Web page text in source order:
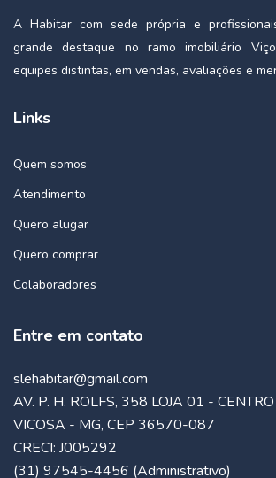
A Habitar com sede própria e
grande destaque no ramo imobiliário
equipes distintas, em vendas, avaliações e
Links
Quem somos
Atendimento
Quero alugar
Quero comprar
Colaboradores
Entre em contato
slehabitar@gmail.com
AV. P. H. ROLFS, 358 LOJA 01 - CENTRO
VICOSA - MG, CEP 36570-087
CRECI: J005292
(31) 97545-4456 (Administrativo)